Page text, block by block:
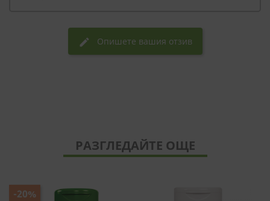
edit Опишете вашия отзив
РАЗГЛЕДАЙТЕ ОЩЕ
-20%